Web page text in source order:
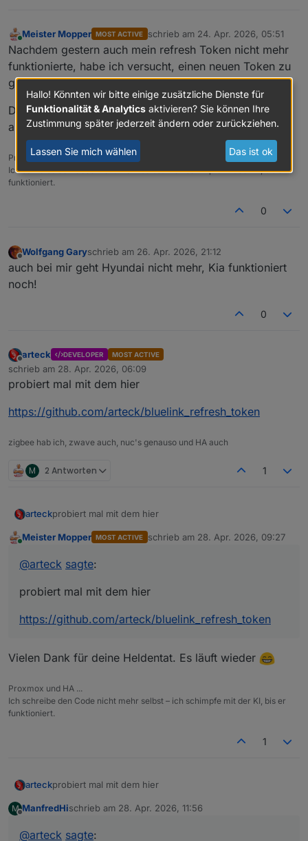
Online
Meister Mopper MOST ACTIVE schrieb am 24. Apr. 2026, 05:51
zuletzt editiert von
Nachdem gestern auch mein refresh Token nicht mehr
funktionierte, habe ich versucht, einen neuen Token zu
generieren.
Der Login wird in der Konsole bestätigt, im Browser
aber abgelehnt.Link to github
Proxmox und HA ...
Ich schreibe den Code nicht mehr selbst – ich schimpfe mit der KI, bis er
funktioniert.
0
Offline
Wolfgang Garyschrieb am 26. Apr. 2026, 21:12
zuletzt editiert von
auch bei mir geht Hyundai nicht mehr, Kia funktioniert
noch!
0
Offline
arteck DEVELOPER MOST ACTIVE
schrieb am 28. Apr. 2026, 06:09
zuletzt editiert von
probiert mal mit dem hier
https://github.com/arteck/bluelink_refresh_token
zigbee hab ich, zwave auch, nuc's genauso und HA auch
M 2 Antworten 1
arteckprobiert mal mit dem hier
https://github.com/arteck/bluelink_refresh_token
Meister Mopper MOST ACTIVE schrieb am 28. Apr. 2026, 09:27
zuletzt editiert von
@arteck sagte:
probiert mal mit dem hier
https://github.com/arteck/bluelink_refresh_token
Vielen Dank für deine Heldentat. Es läuft wieder
Proxmox und HA ...
Ich schreibe den Code nicht mehr selbst – ich schimpfe mit der KI, bis er
funktioniert.
1
arteckprobiert mal mit dem hier
https://github.com/arteck/bluelink_refresh_token
M
Offline
ManfredHischrieb am 28. Apr. 2026, 11:56
zuletzt editiert von
@arteck sagte:
Hallo! Könnten wir bitte einige zusätzliche Dienste für
Funktionalität & Analytics aktivieren? Sie können Ihre
Zustimmung später jederzeit ändern oder zurückziehen.
Lassen Sie mich wählen Das ist ok